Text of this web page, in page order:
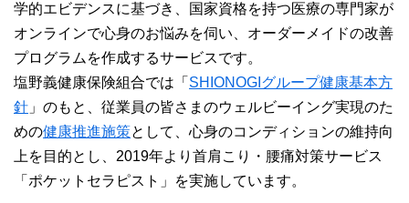
学的エビデンスに基づき、国家資格を持つ医療の専門家が
オンラインで心身のお悩みを伺い、オーダーメイドの改善
プログラムを作成するサービスです。
塩野義健康保険組合では「 SHIONOGIグループ健康基本方
針 」のもと、従業員の皆さまのウェルビーイング実現のた
めの健康推進施策として、心身のコンディションの維持向
上を目的とし、2019年より首肩こり・腰痛対策サービス
「ポケットセラピスト」を実施しています。